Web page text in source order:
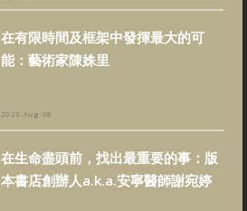
在有限時間及框架中發揮最大的可
能：藝術家陳姝里
2023 Aug 08
在生命盡頭前，找出最重要的事：版
本書店創辦人a.k.a.安寧醫師謝宛婷